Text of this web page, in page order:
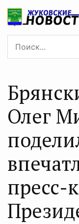
Олег
пресс-